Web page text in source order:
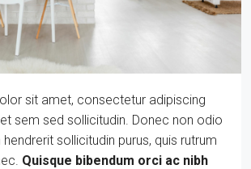
sit amet, consectetur adipiscing
sem sed sollicitudin. Donec non odio
sollicitudin purus, quis rutrum
Quisque bibendum orci ac nibh